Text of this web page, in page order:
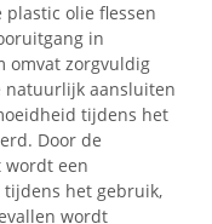
plastic olie flessen
in
omvat zorgvuldig
natuurlijk aansluiten
tijdens het
Door de
wordt een
het gebruik,
wordt